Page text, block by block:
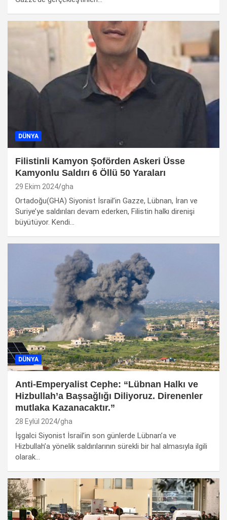
DÜNYA
Filistinli Kamyon Şoförden Askeri Üsse
Kamyonlu Saldırı 6 Öllü 50 Yaraları
29 Ekim 2024 gha
Ortadoğu(GHA) Siyonist İsrail’in Gazze, Lübnan, İran ve
Suriye’ye saldırıları devam ederken, Filistin halkı direnişi
büyütüyor. Kendi…
DÜNYA
Anti-Emperyalist Cephe: “Lübnan Halkı ve
Hizbullah’a Başsağlığı Diliyoruz. Direnenler
mutlaka Kazanacaktır.”
28 Eylül 2024 gha
İşgalci Siyonist İsrail’in son günlerde Lübnan’a ve
Hizbullah’a yönelik saldırılarının sürekli bir hal almasıyla ilgili
olarak…